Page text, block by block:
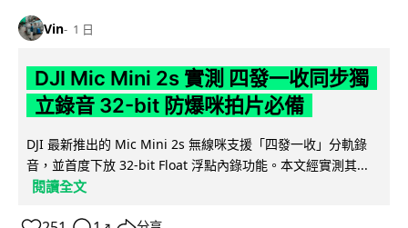
Vin 1 日
DJI Mic Mini 2s 實測 四發一收同步獨
立錄音 32-bit 防爆咪拍片必備
DJI 最新推出的 Mic Mini 2s 無線咪支援「四發一收」分軌錄
音，並首度下放 32-bit Float 浮點內錄功能。本文經實測其...
閱讀全文